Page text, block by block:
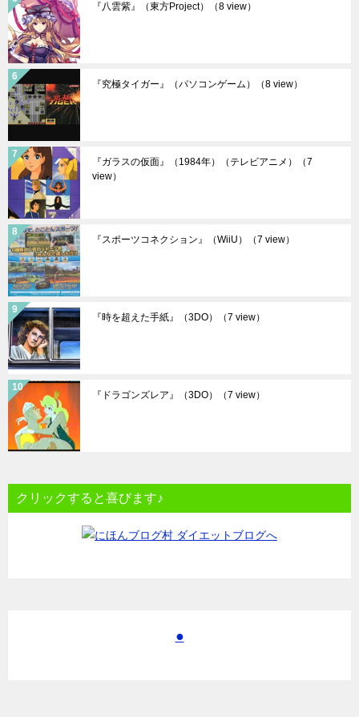
『八雲紫』（東方Project） （8 view）
『究極タイガー』（パソコンゲーム） （8 view）
『ガラスの仮面』（1984年）（テレビアニメ）
（7
view）
『スポーツコネクション』（WiiU） （7 view）
『時を超えた手紙』（3DO） （7 view）
『ドラゴンズレア』（3DO） （7 view）
クリックすると喜びます♪
●